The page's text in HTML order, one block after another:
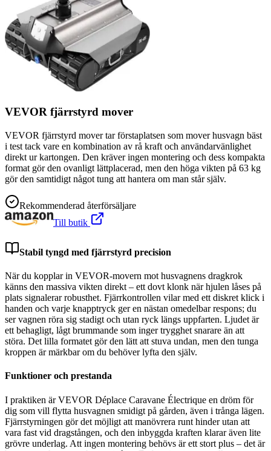
VEVOR fjärrstyrd mover
VEVOR fjärrstyrd mover tar förstaplatsen som mover husvagn bäst
i test tack vare en kombination av rå kraft och användarvänlighet
direkt ur kartongen. Den kräver ingen montering och dess kompakta
format gör den ovanligt lättplacerad, men den höga vikten på 63 kg
gör den samtidigt något tung att hantera om man står själv.
Rekommenderad återförsäljare
Till butik
Stabil tyngd med fjärrstyrd precision
När du kopplar in VEVOR-movern mot husvagnens dragkrok
känns den massiva vikten direkt – ett dovt klonk när hjulen låses på
plats signalerar robusthet. Fjärrkontrollen vilar med ett diskret klick i
handen och varje knapptryck ger en nästan omedelbar respons; du
ser vagnen röra sig stadigt och utan ryck längs uppfarten. Ljudet är
ett behagligt, lågt brummande som inger trygghet snarare än att
störa. Det lilla formatet gör den lätt att stuva undan, men den tunga
kroppen är märkbar om du behöver lyfta den själv.
Funktioner och prestanda
I praktiken är VEVOR Déplace Caravane Électrique en dröm för
dig som vill flytta husvagnen smidigt på gården, även i trånga lägen.
Fjärrstyrningen gör det möjligt att manövrera runt hinder utan att
vara fast vid dragstången, och den inbyggda kraften klarar även lite
grövre underlag. Att ingen montering behövs är ett stort plus – det är